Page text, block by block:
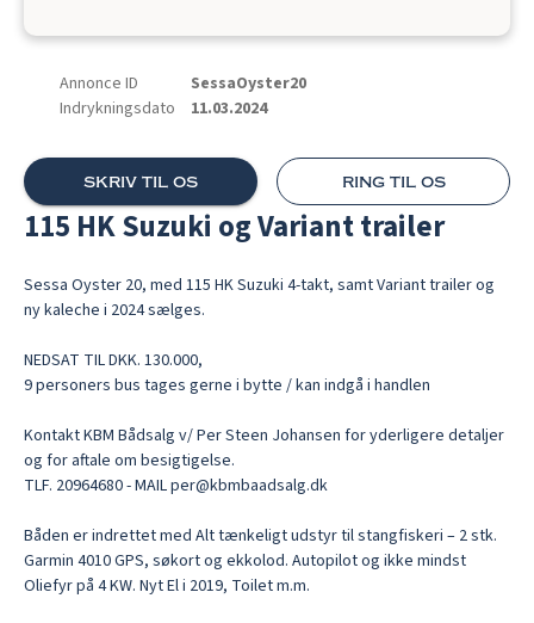
115 HK Suzuki og Variant trailer
Sessa Oyster 20, med 115 HK Suzuki 4-takt, samt Variant trailer og
ny kaleche i 2024 sælges.
NEDSAT TIL DKK. 130.000,
9 personers bus tages gerne i bytte / kan indgå i handlen
Kontakt KBM Bådsalg v/ Per Steen Johansen for yderligere detaljer
og for aftale om besigtigelse.
TLF. 20964680 - MAIL per@kbmbaadsalg.dk
Båden er indrettet med Alt tænkeligt udstyr til stangfiskeri – 2 stk.
Garmin 4010 GPS, søkort og ekkolod. Autopilot og ikke mindst
Oliefyr på 4 KW. Nyt El i 2019, Toilet m.m.
Annonce ID
SessaOyster20
Indrykningsdato
11.03.2024
skriv til os ring til os